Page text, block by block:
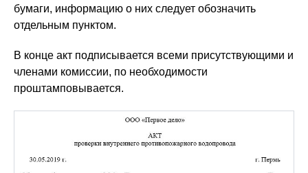
бумаги, информацию о них следует обозначить
отдельным пунктом.
В конце акт подписывается всеми присутствующими и
членами комиссии, по необходимости
проштамповывается.